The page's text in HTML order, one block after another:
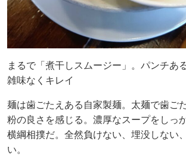
まるで「煮干しスムージー」。パンチあ
雑味なくキレイ
麺は歯ごたえある自家製麺。太麺で歯ご
粉の良さを感じる。濃厚なスープをしっ
横綱相撲だ。全然負けない、埋没しない
い。